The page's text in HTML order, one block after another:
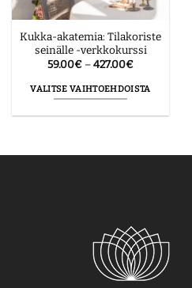
Kukka-akatemia: Tilakoriste
seinälle -verkkokurssi
59.00€ –427.00€Hintaluokka:
-
427.00€
VALITSE VAIHTOEHDOISTA
useampi
valinnat
tuotteen
sivulla.